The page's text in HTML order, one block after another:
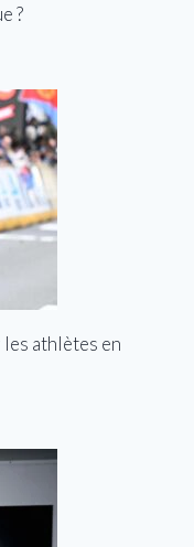
?
athlètes en